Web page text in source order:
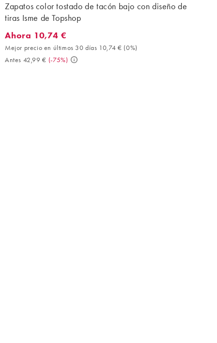
Zapatos color tostado de tacón bajo con diseño de
tiras Isme de Topshop
Ahora 10,74 €. Mejor precio en últimos 30 días 10,74 € (0%).
Ahora 10,74 €
Mejor precio en últimos 30 días 10,74 € (0%)
Antes 42,99 € (-75%)